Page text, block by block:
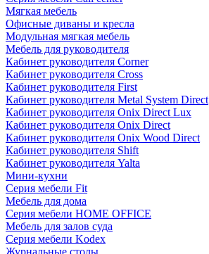
Мягкая мебель
Офисные диваны и кресла
Модульная мягкая мебель
Мебель для руководителя
Кабинет руководителя Corner
Кабинет руководителя Cross
Кабинет руководителя First
Кабинет руководителя Metal System Direct
Кабинет руководителя Onix Direct Lux
Кабинет руководителя Onix Direct
Кабинет руководителя Onix Wood Direct
Кабинет руководителя Shift
Кабинет руководителя Yalta
Мини-кухни
Серия мебели Fit
Мебель для дома
Серия мебели HOME OFFICE
Мебель для залов суда
Серия мебели Kodex
Журнальные столы